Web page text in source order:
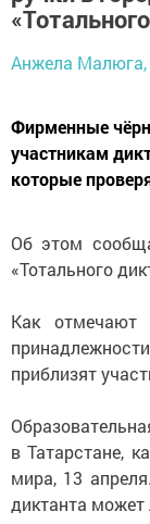
Анжела Малюга,
Фирменные
участникам
которые
Об этом
«Тотального
Как отмечают
приблизят
в Татарстане,
мира, 13
диктанта